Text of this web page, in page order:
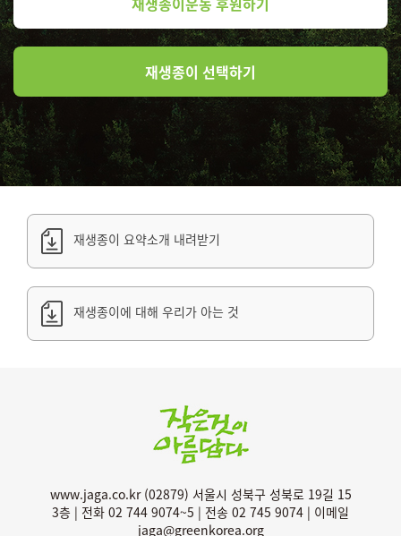
재생종이 선택하기
재생종이 요약소개 내려받기
재생종이에 대해 우리가 아는 것
www.jaga.co.kr (02879) 서울시 성북구 성북로 19길 15
3층 | 전화 02 744 9074~5 | 전송 02 745 9074 | 이메일
jaga@greenkorea.org